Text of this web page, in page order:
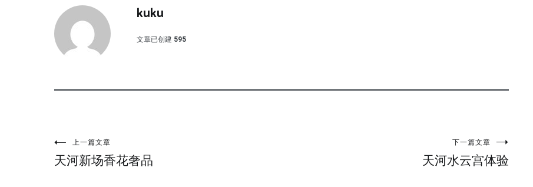
kuku
文章已创建 595
文上一篇文章
天河新场香花奢品
下一篇文章
天河水云宫体验